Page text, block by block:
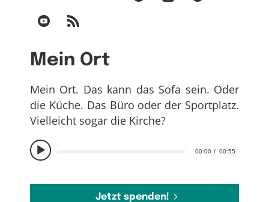
Mein Ort
00:00 00:55
Mein Ort. Das kann das Sofa sein. Oder
die Küche. Das Büro oder der Sportplatz.
Vielleicht sogar die Kirche?
Jetzt spenden!